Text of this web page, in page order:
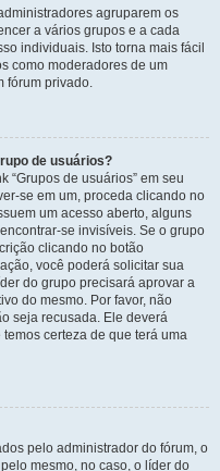
agruparem os
a vários grupos e a cada
individuais. Isto torna mais fácil
como moderadores de um
fórum privado.
de usuários?
“Grupos de usuários” em seu
se em um, proceda clicando no
um acesso aberto, alguns
se invisíveis. Se o grupo
clicando no botão
você poderá solicitar sua
do grupo precisará aprovar a
do mesmo. Por favor, não
seja recusada. Ele deverá
certeza de que terá uma
pelo administrador do fórum, o
mesmo, no caso, o líder do